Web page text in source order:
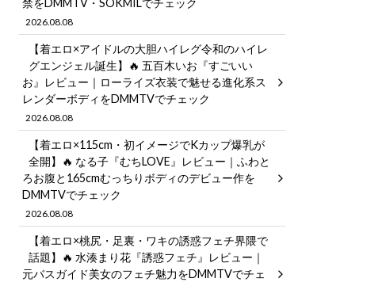
禁をDMMTV・SOKMILでチェック
2026.08.08
【着エロ×アイドルの大胆ハイレグ令和のハイレ
グエンジェル誕生】🔥 五百木いお『すごいい
お』レビュー｜ローライズ衣装で魅せる進化系ス
レンダーボディをDMMTVでチェック
2026.08.08
【着エロ×115cm・初イメージでKカップ爆乳が
全開】🔥 なる子『むちLOVE』レビュー｜ふわと
ろお腹と165cmむっちりボディのデビュー作を
DMMTVでチェック
2026.08.08
【着エロ×桃尻・足裏・ワキの誘惑フェチ界隈で
話題】🔥 水湊まり花『誘惑フェチ』レビュー｜
元バスガイド美女のフェチ魅力をDMMTVでチェ